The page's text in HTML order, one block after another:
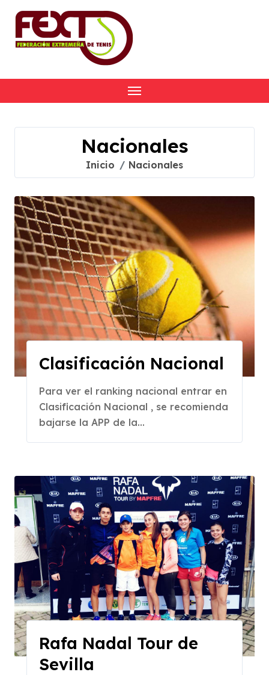
content
Nacionales
Inicio Nacionales
Clasificación Nacional
Para ver el ranking nacional entrar en
Clasificación Nacional , se recomienda
bajarse la APP de la...
Rafa Nadal Tour de
Sevilla